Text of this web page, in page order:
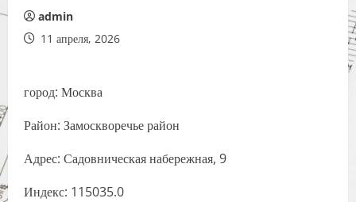
admin
11 апреля, 2026
город: Москва
Район: Замоскворечье район
Адрес: Садовническая набережная, 9
Индекс: 115035.0